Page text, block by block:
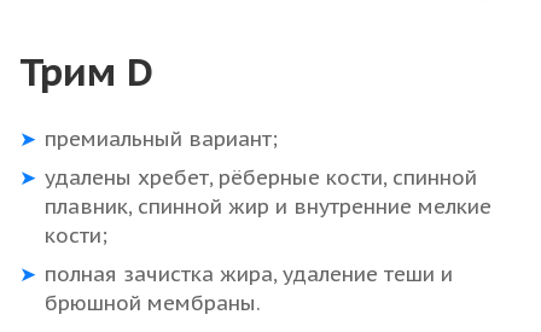
Трим D
премиальный вариант;
удалены хребет, рёберные кости, спинной
плавник, спинной жир и внутренние мелкие
кости;
полная зачистка жира, удаление теши и
брюшной мембраны.